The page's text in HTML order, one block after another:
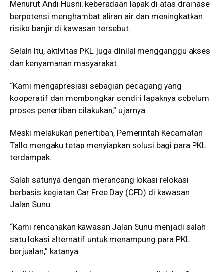
Menurut Andi Husni, keberadaan lapak di atas drainase
berpotensi menghambat aliran air dan meningkatkan
risiko banjir di kawasan tersebut.
Selain itu, aktivitas PKL juga dinilai mengganggu akses
dan kenyamanan masyarakat.
“Kami mengapresiasi sebagian pedagang yang
kooperatif dan membongkar sendiri lapaknya sebelum
proses penertiban dilakukan,” ujarnya.
Meski melakukan penertiban, Pemerintah Kecamatan
Tallo mengaku tetap menyiapkan solusi bagi para PKL
terdampak.
Salah satunya dengan merancang lokasi relokasi
berbasis kegiatan Car Free Day (CFD) di kawasan
Jalan Sunu.
“Kami rencanakan kawasan Jalan Sunu menjadi salah
satu lokasi alternatif untuk menampung para PKL
berjualan,” katanya.